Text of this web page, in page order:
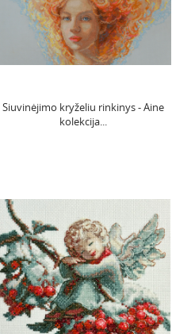
Siuvinėjimo kryželiu rinkinys - Aine
kolekcija...